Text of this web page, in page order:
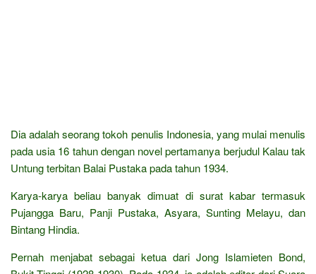
Dia adalah seorang tokoh penulis Indonesia, yang mulai menulis
pada usia 16 tahun dengan novel pertamanya berjudul Kalau tak
Untung terbitan Balai Pustaka pada tahun 1934.
Karya-karya beliau banyak dimuat di surat kabar termasuk
Pujangga Baru, Panji Pustaka, Asyara, Sunting Melayu, dan
Bintang Hindia.
Pernah menjabat sebagai ketua dari Jong Islamieten Bond,